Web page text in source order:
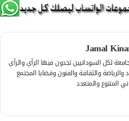
Jamal
لكل السودانيين تجدون فيها الرأي والرأي
والرياضة والثقافة والفنون وقضايا المجتمع
المتنوع والمتعدد
م